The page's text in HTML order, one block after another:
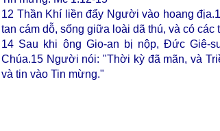
12 Thần Khí liền đẩy Người vào hoang địa.
tan cám dỗ, sống giữa loài dã thú, và có
14 Sau khi ông Gio-an bị nộp, Đức Giê-
Chúa.15 Người nói: "Thời kỳ đã mãn, và
và tin vào Tin mừng."